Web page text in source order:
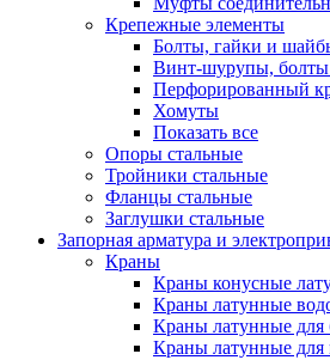
Крепежные элементы
Болты, гайки и
Винт-шурупы,
Перфорированный
Хомуты
Показать все
Опоры стальные
Тройники стальные
Фланцы стальные
Заглушки стальные
Запорная арматура и
Краны
Краны конусные
Краны латунные
Краны латунные
Краны латунные для